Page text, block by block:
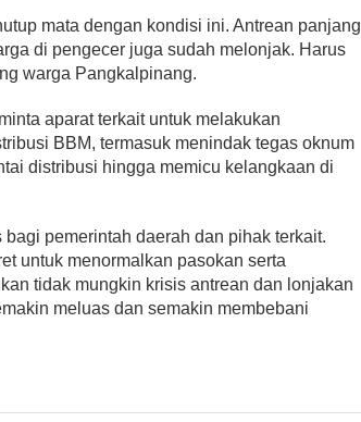
mata dengan kondisi ini. Antrean panjang
di pengecer juga sudah melonjak. Harus
warga Pangkalpinang.
aparat terkait untuk melakukan
BBM, termasuk menindak tegas oknum
distribusi hingga memicu kelangkaan di
pemerintah daerah dan pihak terkait.
untuk menormalkan pasokan serta
tidak mungkin krisis antrean dan lonjakan
meluas dan semakin membebani